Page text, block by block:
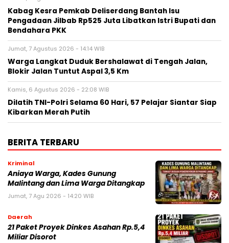
Kabag Kesra Pemkab Deliserdang Bantah Isu
Pengadaan Jilbab Rp525 Juta Libatkan Istri Bupati dan
Bendahara PKK
Jumat, 7 Agustus 2026 - 14:14 WIB
Warga Langkat Duduk Bershalawat di Tengah Jalan,
Blokir Jalan Tuntut Aspal 3,5 Km
Kamis, 6 Agustus 2026 - 22:08 WIB
Dilatih TNI-Polri Selama 60 Hari, 57 Pelajar Siantar Siap
Kibarkan Merah Putih
BERITA TERBARU
Kriminal
Aniaya Warga, Kades Gunung
Malintang dan Lima Warga Ditangkap
Jumat, 7 Agu 2026 - 14:20 WIB
Daerah
21 Paket Proyek Dinkes Asahan Rp.5,4
Miliar Disorot